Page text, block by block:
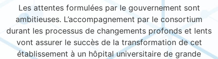
Les attentes formulées par le gouvernement sont
ambitieuses. L’accompagnement par le consortium
durant les processus de changements profonds et lents
vont assurer le succès de la transformation de cet
établissement à un hôpital universitaire de grande